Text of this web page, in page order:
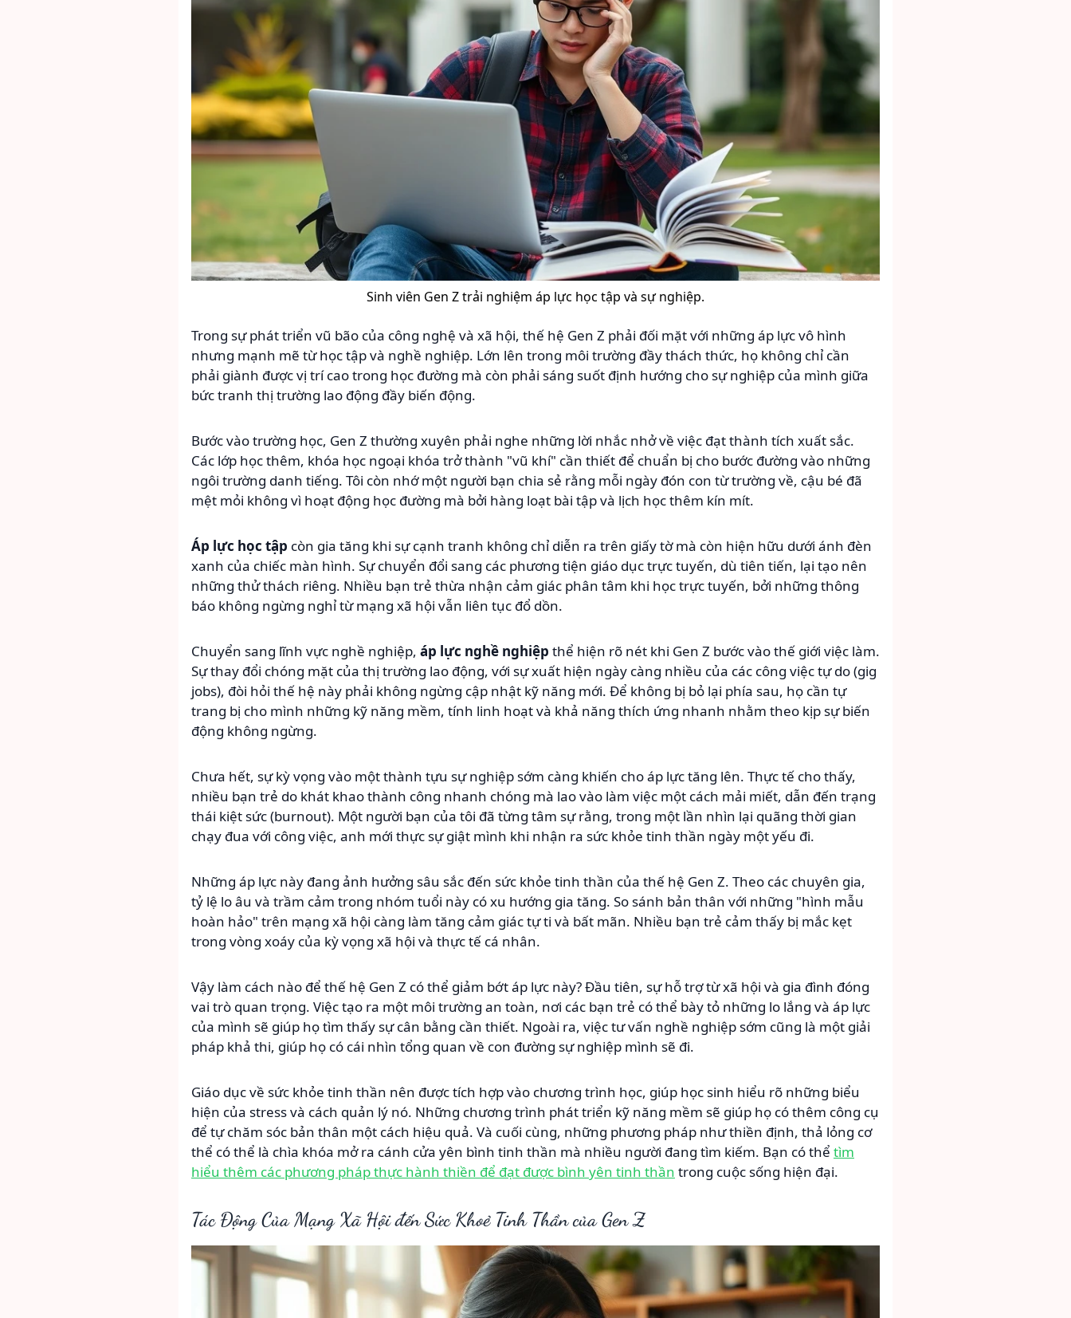
Sinh viên Gen Z trải nghiệm áp lực học tập và sự nghiệp.
Trong sự phát triển vũ bão của công nghệ và xã hội, thế hệ Gen Z phải đối mặt với những áp lực vô hình
nhưng mạnh mẽ từ học tập và nghề nghiệp. Lớn lên trong môi trường đầy thách thức, họ không chỉ cần
phải giành được vị trí cao trong học đường mà còn phải sáng suốt định hướng cho sự nghiệp của mình giữa
bức tranh thị trường lao động đầy biến động.
Bước vào trường học, Gen Z thường xuyên phải nghe những lời nhắc nhở về việc đạt thành tích xuất sắc.
Các lớp học thêm, khóa học ngoại khóa trở thành "vũ khí" cần thiết để chuẩn bị cho bước đường vào những
ngôi trường danh tiếng. Tôi còn nhớ một người bạn chia sẻ rằng mỗi ngày đón con từ trường về, cậu bé đã
mệt mỏi không vì hoạt động học đường mà bởi hàng loạt bài tập và lịch học thêm kín mít.
Áp lực học tập còn gia tăng khi sự cạnh tranh không chỉ diễn ra trên giấy tờ mà còn hiện hữu dưới ánh đèn
xanh của chiếc màn hình. Sự chuyển đổi sang các phương tiện giáo dục trực tuyến, dù tiên tiến, lại tạo nên
những thử thách riêng. Nhiều bạn trẻ thừa nhận cảm giác phân tâm khi học trực tuyến, bởi những thông
báo không ngừng nghỉ từ mạng xã hội vẫn liên tục đổ dồn.
Chuyển sang lĩnh vực nghề nghiệp, áp lực nghề nghiệp thể hiện rõ nét khi Gen Z bước vào thế giới việc làm.
Sự thay đổi chóng mặt của thị trường lao động, với sự xuất hiện ngày càng nhiều của các công việc tự do (gig
jobs), đòi hỏi thế hệ này phải không ngừng cập nhật kỹ năng mới. Để không bị bỏ lại phía sau, họ cần tự
trang bị cho mình những kỹ năng mềm, tính linh hoạt và khả năng thích ứng nhanh nhằm theo kịp sự biến
động không ngừng.
Chưa hết, sự kỳ vọng vào một thành tựu sự nghiệp sớm càng khiến cho áp lực tăng lên. Thực tế cho thấy,
nhiều bạn trẻ do khát khao thành công nhanh chóng mà lao vào làm việc một cách mải miết, dẫn đến trạng
thái kiệt sức (burnout). Một người bạn của tôi đã từng tâm sự rằng, trong một lần nhìn lại quãng thời gian
chạy đua với công việc, anh mới thực sự giật mình khi nhận ra sức khỏe tinh thần ngày một yếu đi.
Những áp lực này đang ảnh hưởng sâu sắc đến sức khỏe tinh thần của thế hệ Gen Z. Theo các chuyên gia,
tỷ lệ lo âu và trầm cảm trong nhóm tuổi này có xu hướng gia tăng. So sánh bản thân với những "hình mẫu
hoàn hảo" trên mạng xã hội càng làm tăng cảm giác tự ti và bất mãn. Nhiều bạn trẻ cảm thấy bị mắc kẹt
trong vòng xoáy của kỳ vọng xã hội và thực tế cá nhân.
Vậy làm cách nào để thế hệ Gen Z có thể giảm bớt áp lực này? Đầu tiên, sự hỗ trợ từ xã hội và gia đình đóng
vai trò quan trọng. Việc tạo ra một môi trường an toàn, nơi các bạn trẻ có thể bày tỏ những lo lắng và áp lực
của mình sẽ giúp họ tìm thấy sự cân bằng cần thiết. Ngoài ra, việc tư vấn nghề nghiệp sớm cũng là một giải
pháp khả thi, giúp họ có cái nhìn tổng quan về con đường sự nghiệp mình sẽ đi.
Giáo dục về sức khỏe tinh thần nên được tích hợp vào chương trình học, giúp học sinh hiểu rõ những biểu
hiện của stress và cách quản lý nó. Những chương trình phát triển kỹ năng mềm sẽ giúp họ có thêm công cụ
để tự chăm sóc bản thân một cách hiệu quả. Và cuối cùng, những phương pháp như thiền định, thả lỏng cơ
thể có thể là chìa khóa mở ra cánh cửa yên bình tinh thần mà nhiều người đang tìm kiếm. Bạn có thể tìm
hiểu thêm các phương pháp thực hành thiền để đạt được bình yên tinh thần trong cuộc sống hiện đại.
Tác Động Của Mạng Xã Hội đến Sức Khoẻ Tinh Thần của Gen Z